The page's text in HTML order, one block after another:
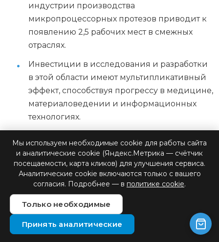
индустрии производства
микропроцессорных протезов приводит к
появлению 2,5 рабочих мест в смежных
отраслях.
Инвестиции в исследования и разработки
в этой области имеют мультипликативный
эффект, способствуя прогрессу в медицине,
материаловедении и информационных
технологиях.
Глобальные тенденции в
развитии микропроцессорных
протезов
Персонализация Будущее за
индивидуальными решениями.
Ожидается, что к 2030 году 80%
Мы используем необходимые cookie для работы сайта
и аналитические cookie (Яндекс.Метрика — счётчик
посещаемости, карта кликов) для улучшения сервиса.
Аналитические cookie включаются только с вашего
согласия. Подробнее — в политике cookie.
Только необходимые
Принять аналитические